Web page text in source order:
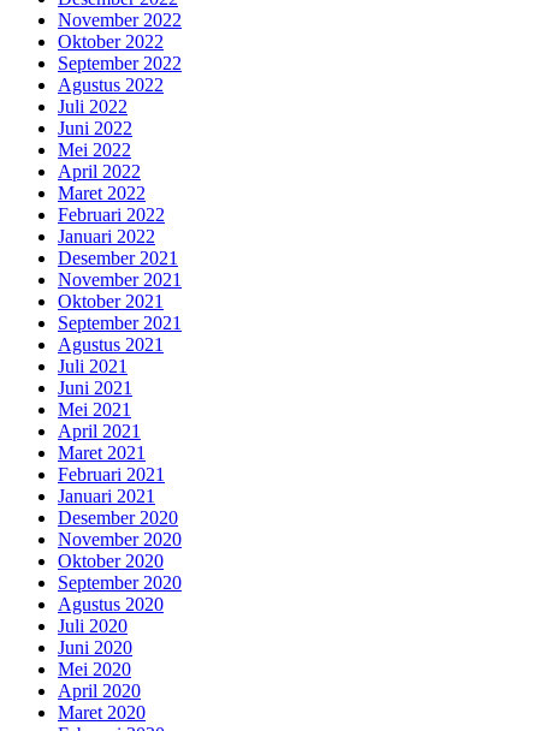
November 2022
Oktober 2022
September 2022
Agustus 2022
Juli 2022
Juni 2022
Mei 2022
April 2022
Maret 2022
Februari 2022
Januari 2022
Desember 2021
November 2021
Oktober 2021
September 2021
Agustus 2021
Juli 2021
Juni 2021
Mei 2021
April 2021
Maret 2021
Februari 2021
Januari 2021
Desember 2020
November 2020
Oktober 2020
September 2020
Agustus 2020
Juli 2020
Juni 2020
Mei 2020
April 2020
Maret 2020